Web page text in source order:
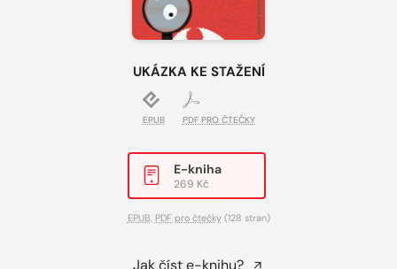
UKÁZKA KE STAŽENÍ
EPUB PDF PRO ČTEČKY
E-kniha
269 Kč
EPUB PDF pro čtečky(128 stran)
Jak číst e-knihu?